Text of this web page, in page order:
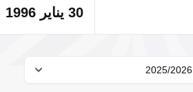
30 يناير 1996
2025/2026